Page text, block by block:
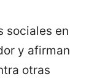
sociales en
y afirman
otras